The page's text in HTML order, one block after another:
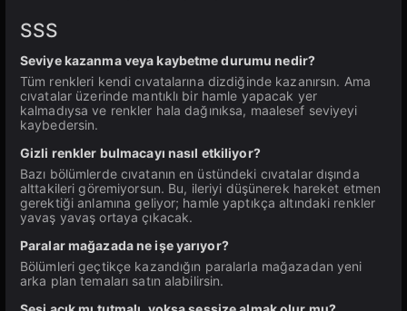
SSS
Seviye kazanma veya kaybetme durumu nedir?
Tüm renkleri kendi cıvatalarına dizdiğinde kazanırsın. Ama
cıvatalar üzerinde mantıklı bir hamle yapacak yer
kalmadıysa ve renkler hala dağınıksa, maalesef seviyeyi
kaybedersin.
Gizli renkler bulmacayı nasıl etkiliyor?
Bazı bölümlerde cıvatanın en üstündeki cıvatalar dışında
alttakileri göremiyorsun. Bu, ileriyi düşünerek hareket etmen
gerektiği anlamına geliyor; hamle yaptıkça altındaki renkler
yavaş yavaş ortaya çıkacak.
Paralar mağazada ne işe yarıyor?
Bölümleri geçtikçe kazandığın paralarla mağazadan yeni
arka plan temaları satın alabilirsin.